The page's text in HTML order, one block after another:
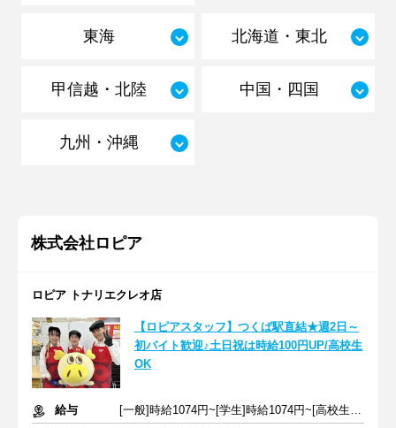
東海 北海道・東北
甲信越・北陸 中国・四国
九州・沖縄
株式会社ロピア
ロピア トナリエクレオ店
【ロピアスタッフ】つくば駅直結★週2日～
初バイト歓迎♪土日祝は時給100円UP/高校生
OK
給与
[一般]時給1074円~[学生]時給1074円~[高校生]時給1074円~+交通費